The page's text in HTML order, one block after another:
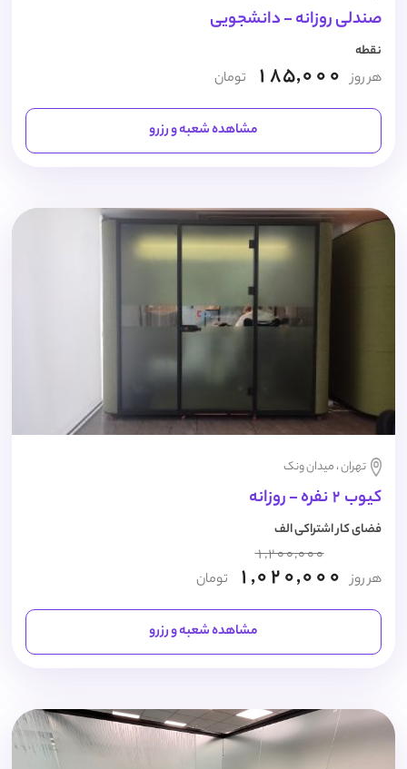
صندلی روزانه - دانشجویی
نقطه
هر روز 185,000 تومان
مشاهده شعبه و رزرو
تهران ، میدان ونک
کیوب 2 نفره - روزانه
فضای کار اشتراکی الف
هر روز
1,200,000
1,020,000 تومان
مشاهده شعبه و رزرو